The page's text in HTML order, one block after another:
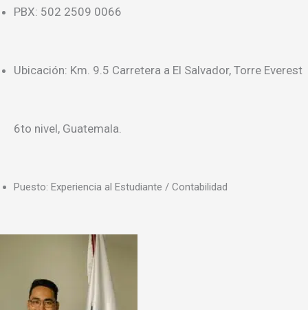
PBX: 502 2509 0066
Ubicación: Km. 9.5 Carretera a El Salvador, Torre Everest
6to nivel, Guatemala.
Puesto: Experiencia al Estudiante / Contabilidad